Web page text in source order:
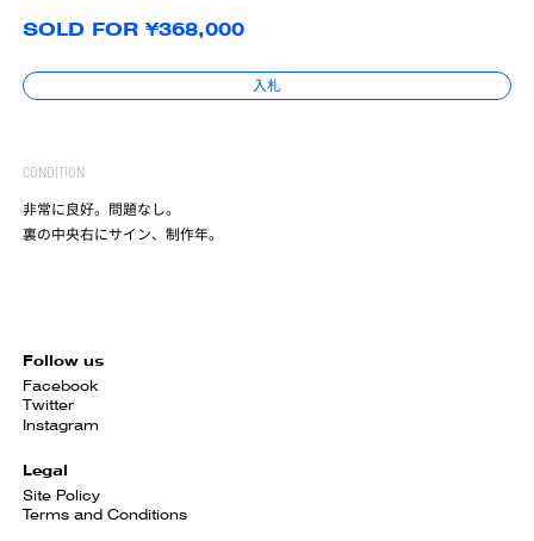
SOLD FOR ¥368,000
入札
CONDITION
非常に良好。問題なし。
裏の中央右にサイン、制作年。
Follow us
Facebook
Twitter
Instagram
Legal
Site Policy
Terms and Conditions